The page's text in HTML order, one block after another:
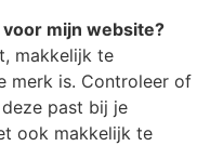
mijn website?
makkelijk te
merk is. Controleer of
past bij je
ook makkelijk te